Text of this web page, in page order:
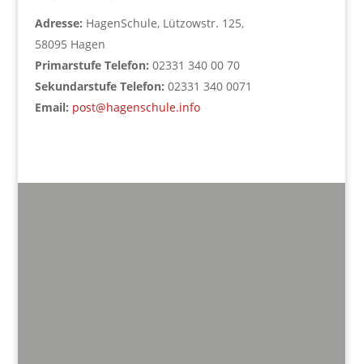
Adresse: HagenSchule, Lützowstr. 125,
58095 Hagen
Primarstufe Telefon: 02331 340 00 70
Sekundarstufe Telefon: 02331 340 0071
Email: post@hagenschule.info